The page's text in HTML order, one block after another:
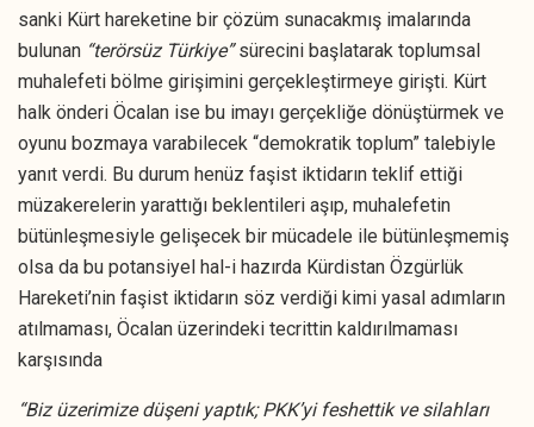
sanki Kürt hareketine bir çözüm sunacakmış imalarında
bulunan “terörsüz Türkiye”sürecini başlatarak toplumsal
muhalefeti bölme girişimini gerçekleştirmeye girişti. Kürt
halk önderi Öcalan ise bu imayı gerçekliğe dönüştürmek ve
oyunu bozmaya varabilecek “demokratik toplum” talebiyle
yanıt verdi. Bu durum henüz faşist iktidarın teklif ettiği
müzakerelerin yarattığı beklentileri aşıp, muhalefetin
bütünleşmesiyle gelişecek bir mücadele ile bütünleşmemiş
olsa da bu potansiyel hal-i hazırda Kürdistan Özgürlük
Hareketi’nin faşist iktidarın söz verdiği kimi yasal adımların
atılmaması, Öcalan üzerindeki tecrittin kaldırılmaması
karşısında
“Biz üzerimize düşeni yaptık; PKK’yi feshettik ve silahları